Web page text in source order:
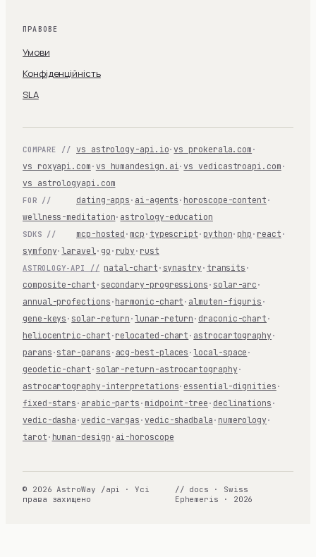
ПРАВОВЕ
Умови
Конфіденційність
SLA
COMPARE // vs astrology-api.io·vs prokerala.com ·
vs roxyapi.com · vs humandesign.ai ·vs vedicastroapi.com ·
vs astrologyapi.com
FOR // dating-apps · ai-agents · horoscope-content ·
wellness-meditation· astrology-education
SDKS // mcp-hosted · mcp · typescript · python· php · react ·
symfony·laravel · go · ruby · rust
ASTROLOGY-API // natal-chart · synastry · transits ·
composite-chart · secondary-progressions · solar-arc ·
annual-profections · harmonic-chart · almuten-figuris ·
gene-keys · solar-return ·lunar-return · draconic-chart ·
heliocentric-chart · relocated-chart · astrocartography ·
parans · star-parans · acg-best-places ·local-space ·
geodetic-chart · solar-return-astrocartography ·
astrocartography-interpretations· essential-dignities ·
fixed-stars · arabic-parts · midpoint-tree · declinations ·
vedic-dasha ·vedic-vargas ·vedic-shadbala · numerology ·
tarot · human-design · ai-horoscope
© 2026 AstroWay /api · Усі
права захищено
// docs · Swiss
Ephemeris · 2026